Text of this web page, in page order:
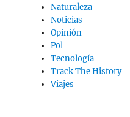
Naturaleza
Noticias
Opinión
Pol
Tecnología
Track The History
Viajes